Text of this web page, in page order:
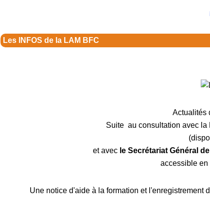
Les INFOS de la LAM BFC
Actualités
Suite au consultation avec
et avec le Secrétariat Général
accessible
Une notice d'aide à la formation et l'enregistrement